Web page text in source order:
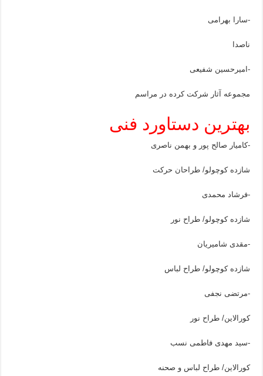
-سارا بهرامی
ناصدا
-امیرحسین شفیعی
مجموعه آثار شرکت کرده در مراسم
بهترین دستاورد فنی
-کامیار صالح پور و بهمن ناصری
شازده کوچولو/ طراحان حرکت
-فرشاد محمدی
شازده کوچولو/ طراح نور
-مقدی شامیریان
شازده کوچولو/ طراح لباس
-مرتضی نجفی
کورالاین/ طراح نور
-سید مهدی فاطمی نسب
کورالاین/ طراح لباس و صحنه